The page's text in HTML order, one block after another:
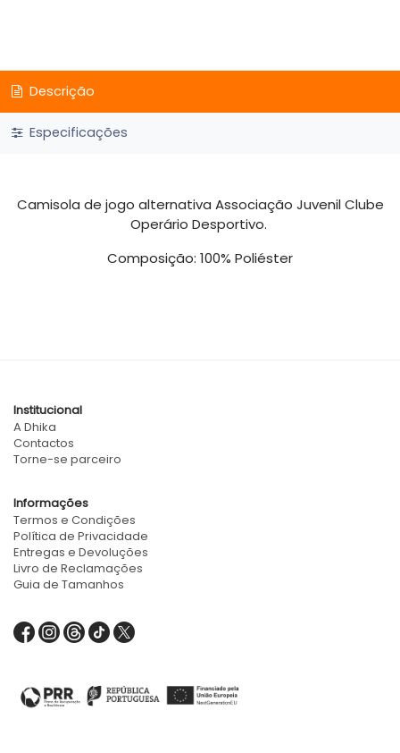
Descrição
Especificações
Camisola de jogo alternativa Associação Juvenil Clube
Operário Desportivo.
Composição: 100% Poliéster
Institucional
A Dhika
Contactos
Torne-se parceiro
Informações
Termos e Condições
Política de Privacidade
Entregas e Devoluções
Livro de Reclamações
Guia de Tamanhos